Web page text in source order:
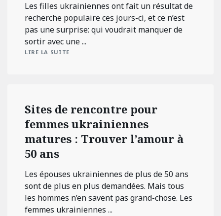
Les filles ukrainiennes ont fait un résultat de
recherche populaire ces jours-ci, et ce n’est
pas une surprise: qui voudrait manquer de
sortir avec une ...
LIRE LA SUITE
Sites de rencontre pour
femmes ukrainiennes
matures : Trouver l’amour à
50 ans
Les épouses ukrainiennes de plus de 50 ans
sont de plus en plus demandées. Mais tous
les hommes n’en savent pas grand-chose. Les
femmes ukrainiennes ...